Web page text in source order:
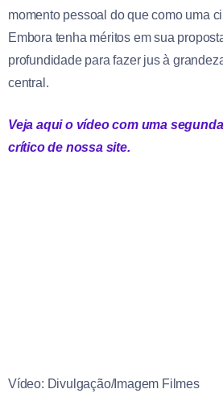
momento pessoal do que como uma
Embora tenha méritos em sua
profundidade para fazer jus à
central.
Veja aqui o vídeo com uma
crítico de nossa site.
Vídeo: Divulgação/Imagem Filmes